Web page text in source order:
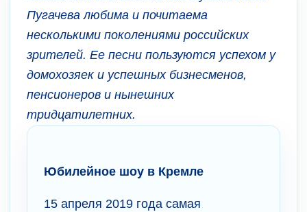
Пугачева любима и почитаема
несколькими поколениями российских
зрителей. Ее песни пользуются успехом у
домохозяек и успешных бизнесменов,
пенсионеров и нынешних
тридцатилетних.
Юбилейное шоу в Кремле
15 апреля 2019 года самая